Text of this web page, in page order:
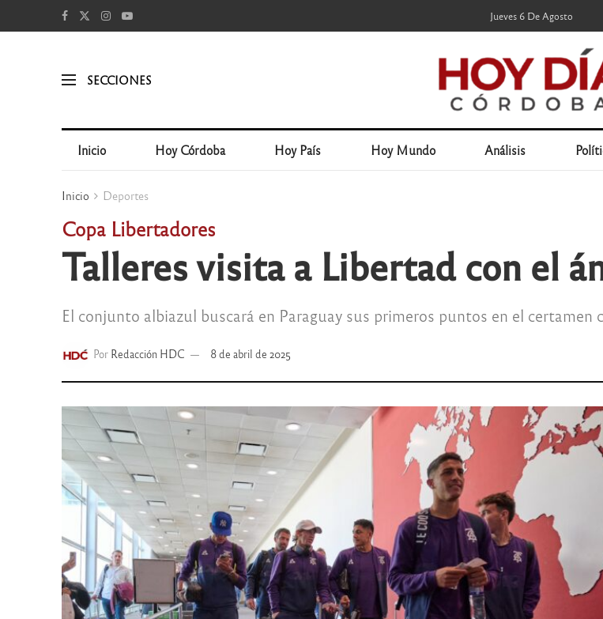
Jueves 6 De Agosto
SECCIONES
Inicio Hoy Córdoba Hoy País Hoy Mundo Análisis
Inicio Deportes
Copa Libertadores
Talleres visita a Libertad con el
El conjunto albiazul buscará en Paraguay sus primeros puntos en el
Por Redacción HDC 8 de abril de 2025